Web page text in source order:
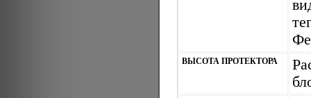
ВЫСОТА ПРОТЕКТОРА